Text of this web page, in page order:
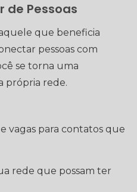
de Pessoas
que beneficia
pessoas com
se torna uma
própria rede.